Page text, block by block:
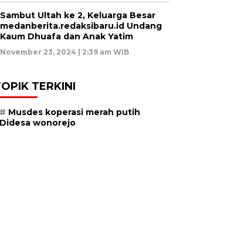
Sambut Ultah ke 2, Keluarga Besar
medanberita.redaksibaru.id Undang
Kaum Dhuafa dan Anak Yatim
November 23, 2024 | 2:39 am WIB
TERKINI
Musdes koperasi merah putih
Didesa wonorejo